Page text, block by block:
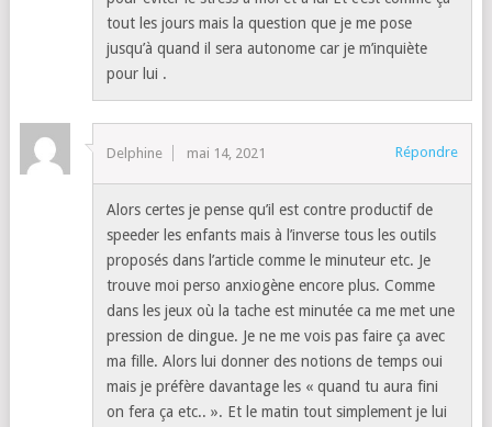
tout les jours mais la question que je me pose
jusqu’à quand il sera autonome car je m’inquiète
pour lui .
Delphine mai 14, 2021 Répondre
Alors certes je pense qu’il est contre productif de
speeder les enfants mais à l’inverse tous les outils
proposés dans l’article comme le minuteur etc. Je
trouve moi perso anxiogène encore plus. Comme
dans les jeux où la tache est minutée ca me met une
pression de dingue. Je ne me vois pas faire ça avec
ma fille. Alors lui donner des notions de temps oui
mais je préfère davantage les « quand tu aura fini
on fera ça etc.. ». Et le matin tout simplement je lui